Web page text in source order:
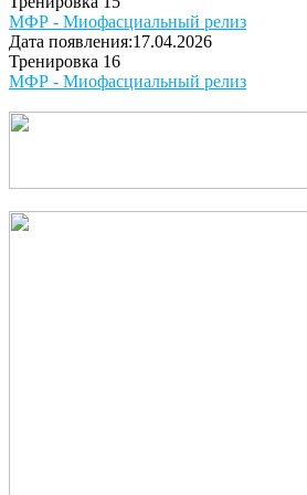
МФР - Миофасциальный релиз
Дата появления:17.04.2026
Тренировка 16
МФР - Миофасциальный релиз